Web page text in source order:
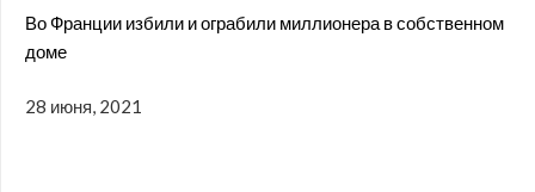
Во Франции избили и ограбили миллионера в собственном
доме
28 июня, 2021